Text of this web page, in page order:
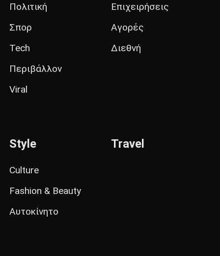
Πολιτική
Σπορ
Tech
Περιβάλλον
Viral
Επιχειρήσεις
Αγορές
Διεθνή
Style
Culture
Fashion & Beauty
Αυτοκίνητο
Travel